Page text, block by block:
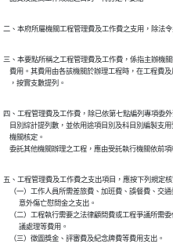
三、本要點所稱之工程管理費及工作費，係指主辦機
費用。其費用由各該機關於辦理工程時，在工程費
四、工程管理費及工作費，除已依第七點編列專項委
目別綜計提列數，並依用途項目別及科目別編製支
    機關核定。
五、工程管理費及工作費之支出項目，應按下列規定核
（一）工作人員所需差旅費、加班費、誤餐費、交
          意外傷亡慰問金之支出。
（二）工程執行需要之法律顧問費或工程爭議所需
          議處理等費用。
    （三）徵圖獎金、評審費及紀念牌費等費用支出。